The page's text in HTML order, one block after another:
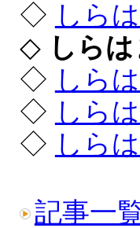
◇ しら
◇ しら
◇ しら
◇ しら
◇ しら
記事一